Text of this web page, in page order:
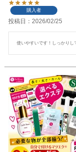
購入者
投稿日 2026/02/25
使いやすいです！しっかりし